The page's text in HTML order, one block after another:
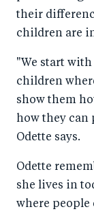
their
children are
"We start
children
show them
how they can
Odette says.
Odette
she lives in
where people